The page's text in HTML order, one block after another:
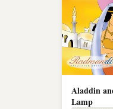
Aladdin
Lamp